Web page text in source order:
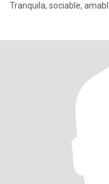
Tranquila, sociable,